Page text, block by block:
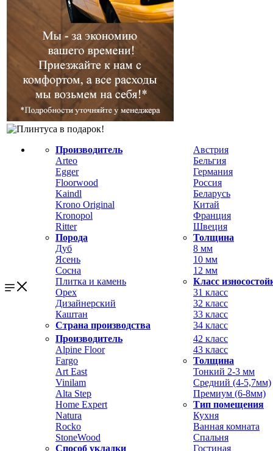
Производитель
Arteo
Egger
Floorwood
Kaindl
Krono Original
Kronopol
Ritter
Порода
Дуб
Ясень
Сосна
Плитка и камень
Орех
Дизайнерский
Каштан
Страна производства
Австрия
Бельгия
Германия
Россия
Беларусь
Китай
Франция
Швеция
Толщина
8 мм
10 мм
12 мм
Класс
31 класс
32 класс
33 класс
34 класс
Производитель
Alpine Floor
Fargo
Art East
Vinilam
Alta Step
Home Expert
Natura
Rocko
StoneWood
Способ укладки
42 класс
43 класс
Толщина
Тонкий 2-3 мм
Средний (4-5,7мм)
Премиум (6-8мм)
Тип помещения
Кухня
Ванная комната
Спальня
Гостиная